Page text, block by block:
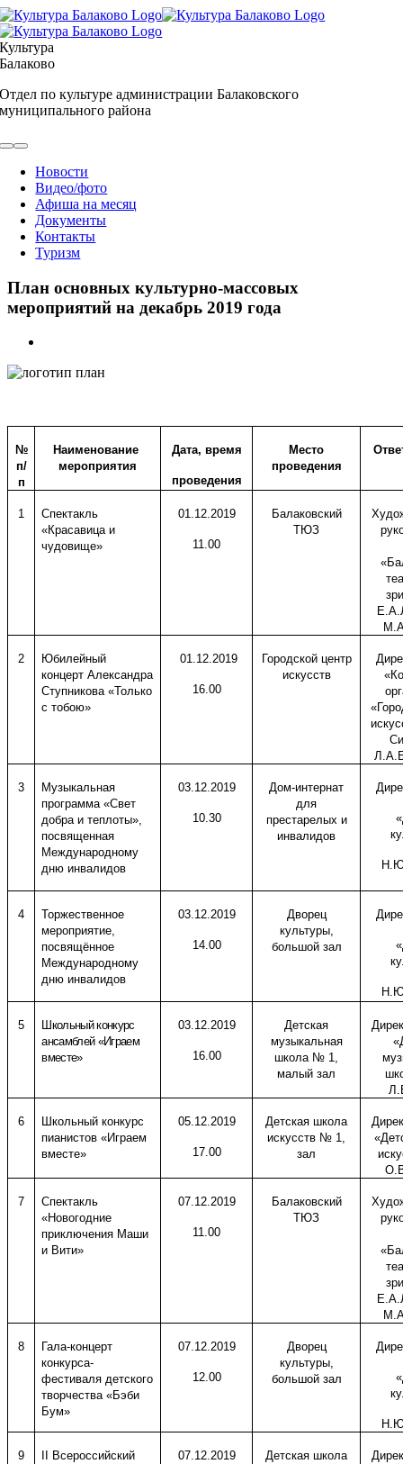
Skip
to
content
Культура
Балаково
Отдел по культуре администрации Балаковского
муниципального района
Toggle
NavigationНовости
Видео/фото
Афиша на месяц
Документы
Контакты
Туризм
План основных культурно-массовых
мероприятий на декабрь 2019 года
Image
№
п/
п
Наименование
мероприятия
Дата, время
проведения
Место
проведения
1
Спектакль
«Красавица и
чудовище»
01.12.2019
11.00
Балаковский
ТЮЗ
2
Юбилейный
концерт Александра
Ступникова «Только
с тобою»
01.12.2019
16.00
Городской центр
искусств
3
Музыкальная
программа «Свет
добра и теплоты»,
посвященная
Международному
дню инвалидов
03.12.2019
10.30
Дом-интернат
для
престарелых и
инвалидов
4
Торжественное
мероприятие,
посвящённое
Международному
дню инвалидов
03.12.2019
14.00
Дворец
культуры,
большой зал
5
Школьный конкурс
ансамблей «Играем
вместе»
03.12.2019
16.00
Детская
музыкальная
школа № 1,
малый зал
6
Школьный конкурс
пианистов «Играем
вместе»
05.12.2019
17.00
Детская школа
искусств № 1,
зал
7
Спектакль
«Новогодние
приключения Маши
и Вити»
07.12.2019
11.00
Балаковский
ТЮЗ
8
Гала-концерт
конкурса-
фестиваля детского
творчества «Бэби
Бум»
07.12.2019
12.00
Дворец
культуры,
большой зал
9
Всероссийский
07.12.2019
Детская школа